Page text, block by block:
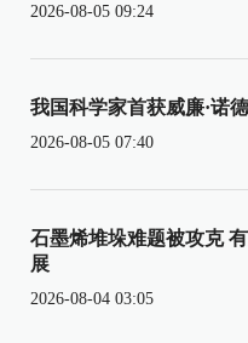
2026-08-05 09:24
我国科学家首获威廉·诺
2026-08-05 07:40
石墨烯堆垛难题被攻克
展
2026-08-04 03:05